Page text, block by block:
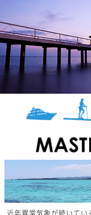
近年異常気象が続いて